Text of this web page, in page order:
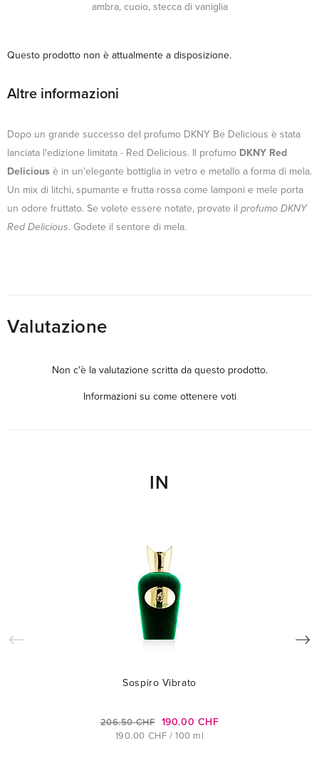
ambra, cuoio, stecca di vaniglia
Questo prodotto non è attualmente a disposizione.
Altre informazioni
Dopo un grande successo del profumo DKNY Be Delicious è stata
lanciata l'edizione limitata - Red Delicious. Il profumo DKNY Red
Delicious è in un'elegante bottiglia in vetro e metallo a forma di mela.
Un mix di litchi, spumante e frutta rossa come lamponi e mele porta
un odore fruttato. Se volete essere notate, provate il profumo DKNY
Red Delicious. Godete il sentore di mela.
Valutazione
Non c'è la valutazione scritta da questo prodotto.
Informazioni su come ottenere voti
IN
Sospiro Vibrato
206.50 CHF 190.00 CHF
190.00 CHF / 100 ml